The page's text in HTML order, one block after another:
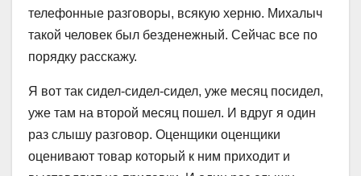
телефонные разговоры, всякую херню. Михалыч
такой человек был безденежный. Сейчас все по
порядку расскажу.
Я вот так сидел-сидел-сидел, уже месяц посидел,
уже там на второй месяц пошел. И вдруг я один
раз слышу разговор. Оценщики оценщики
оценивают товар который к ним приходит и